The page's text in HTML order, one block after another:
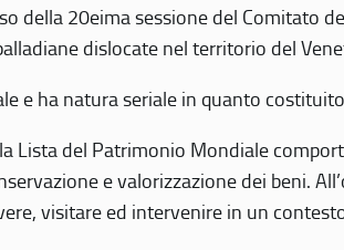
della 20eima sessione del Comitato
dislocate nel territorio del
e ha natura seriale in quanto
Lista del Patrimonio Mondiale
e valorizzazione dei beni.
visitare ed intervenire in un